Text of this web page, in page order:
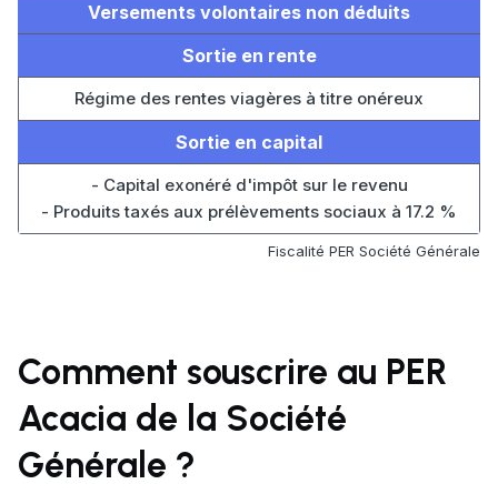
Versements volontaires non déduits
Sortie en rente
Régime des rentes viagères à titre onéreux
Sortie en capital
- Capital exonéré d'impôt sur le revenu
- Produits taxés aux prélèvements sociaux à 17.2 %
Fiscalité PER Société Générale
Comment souscrire au PER
Acacia de la Société
Générale ?